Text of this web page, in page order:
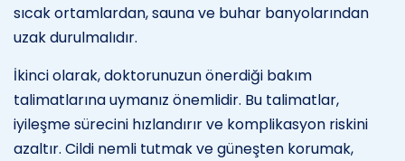
sıcak ortamlardan, sauna ve buhar banyolarından
uzak durulmalıdır.
İkinci olarak, doktorunuzun önerdiği bakım
talimatlarına uymanız önemlidir. Bu talimatlar,
iyileşme sürecini hızlandırır ve komplikasyon riskini
azaltır. Cildi nemli tutmak ve güneşten korumak,